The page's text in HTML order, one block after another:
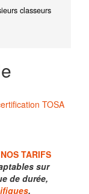
classeurs
TOSA
TARIFS
sur
de durée,
.